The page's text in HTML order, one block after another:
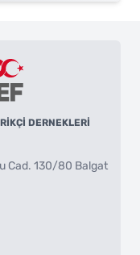
DERNEKLERİ
Cad. 130/80 Balgat